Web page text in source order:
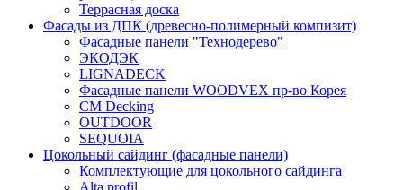
Террасная доска
Фасады из ДПК (древесно-полимерный компизит)
Фасадные панели "Технодерево"
ЭКОДЭК
LIGNADECK
Фасадные панели WOODVEX пр-во Корея
CM Decking
OUTDOOR
SEQUOIA
Цокольный сайдинг (фасадные панели)
Комплектующие для цокольного сайдинга
Alta profil